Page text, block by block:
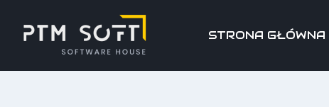
STRONA GŁÓWNA